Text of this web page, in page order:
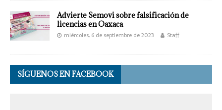
Advierte Semovi sobre falsificación de
licencias en Oaxaca
miércoles, 6 de septiembre de 2023 Staff
SÍGUENOS EN FACEBOOK